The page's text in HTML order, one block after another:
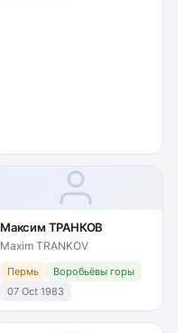
Максим ТРАНКОВ
Maxim TRANKOV
Пермь
Воробьёвы горы
07 Oct 1983